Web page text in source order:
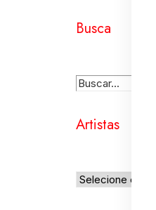
Busca
Artistas